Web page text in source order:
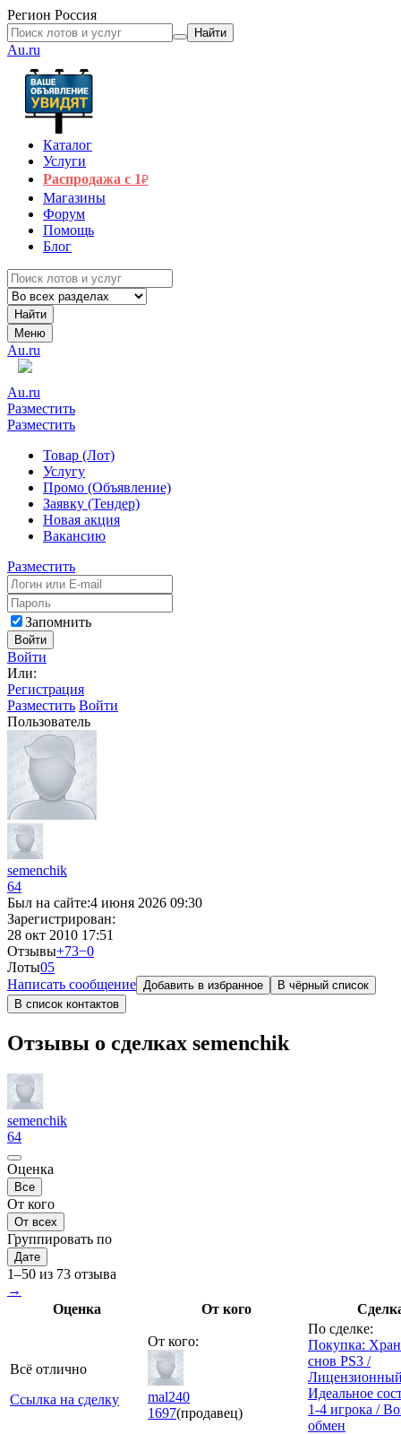
Регион Россия
Найти
Au.ru
Каталог
Услуги
Распродажа с 1₽
Магазины
Форум
Помощь
Блог
Найти
Меню
Au.ru
Au.ru
Разместить
Разместить
Товар (Лот)
Услугу
Промо (Объявление)
Заявку (Тендер)
Новая акция
Вакансию
Разместить
Запомнить
Войти
Войти
Или:
Регистрация
Разместить Войти
Пользователь
semenchik
64
Был на сайте:4 июня 2026 09:30
Зарегистрирован:
28 окт 2010 17:51
Отзывы+73−0
Лоты05
Написать сообщение Добавить в избранное
В чёрный список
В список контактов
Отзывы о сделках semenchik
semenchik
64
Оценка
Все
От кого
От всех
Группировать по
Дате
1–50 из 73 отзыва
→
Оценка
От кого
Всё отлично
Ссылка на сделку
От кого:
mal240
1697(продавец)
По сделке:
Покупка:
снов PS3 /
Идеальное
1-4 игрока /
обмен